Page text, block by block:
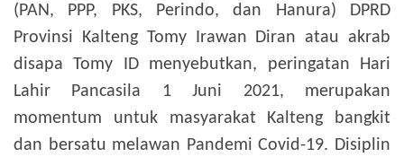
(PAN, PPP, PKS, Perindo, dan Hanura) DPRD
Provinsi Kalteng Tomy Irawan Diran atau akrab
disapa Tomy ID menyebutkan, peringatan Hari
Lahir Pancasila 1 Juni 2021, merupakan
momentum untuk masyarakat Kalteng bangkit
dan bersatu melawan Pandemi Covid-19. Disiplin